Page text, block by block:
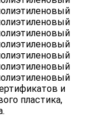
и
пластика,